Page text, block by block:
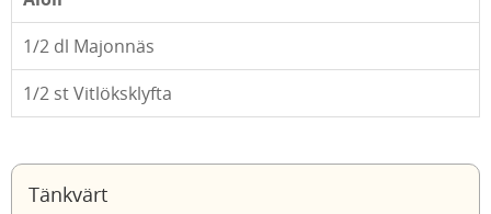
1/2 dl Majonnäs
1/2 st Vitlöksklyfta
Tänkvärt